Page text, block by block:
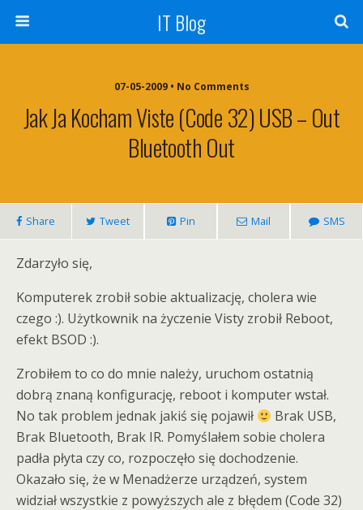
IT Blog
07-05-2009 • No Comments
Jak Ja Kocham Viste (Code 32) USB – Out
Bluetooth Out
Share Tweet Pin Mail SMS
Zdarzyło się,
Komputerek zrobił sobie aktualizację, cholera wie
czego :). Użytkownik na życzenie Visty zrobił Reboot,
efekt BSOD :).
Zrobiłem to co do mnie należy, uruchom ostatnią
dobrą znaną konfigurację, reboot i komputer wstał.
No tak problem jednak jakiś się pojawił
Brak USB,
Brak Bluetooth, Brak IR. Pomyślałem sobie cholera
padła płyta czy co, rozpoczęło się dochodzenie.
Okazało się, że w Menadżerze urządzeń, system
widział wszystkie z powyższych ale z błędem (Code 32)